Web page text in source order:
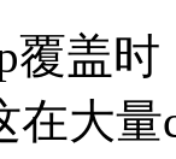
覆盖
在大